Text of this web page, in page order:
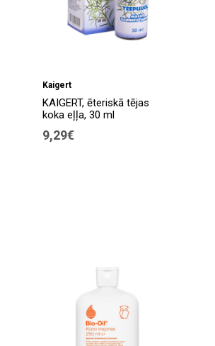
Kaigert
KAIGERT, ēteriskā tējas
koka eļļa, 30 ml
9,29€